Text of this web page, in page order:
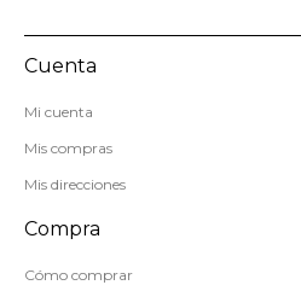
Cuenta
Mi cuenta
Mis compras
Mis direcciones
Compra
Cómo comprar